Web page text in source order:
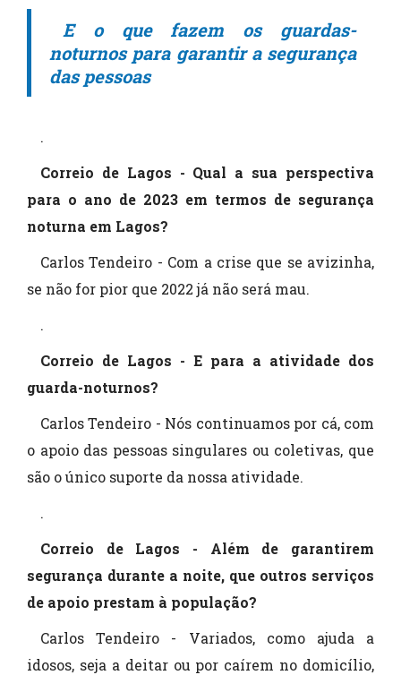
E o que fazem os guardas-
noturnos para garantir a segurança
das pessoas
.
Correio de Lagos - Qual a sua perspectiva
para o ano de 2023 em termos de segurança
noturna em Lagos?
Carlos Tendeiro - Com a crise que se avizinha,
se não for pior que 2022 já não será mau.
.
Correio de Lagos - E para a atividade dos
guarda-noturnos?
Carlos Tendeiro - Nós continuamos por cá, com
o apoio das pessoas singulares ou coletivas, que
são o único suporte da nossa atividade.
.
Correio de Lagos - Além de garantirem
segurança durante a noite, que outros serviços
de apoio prestam à população?
Carlos Tendeiro - Variados, como ajuda a
idosos, seja a deitar ou por caírem no domicílio,